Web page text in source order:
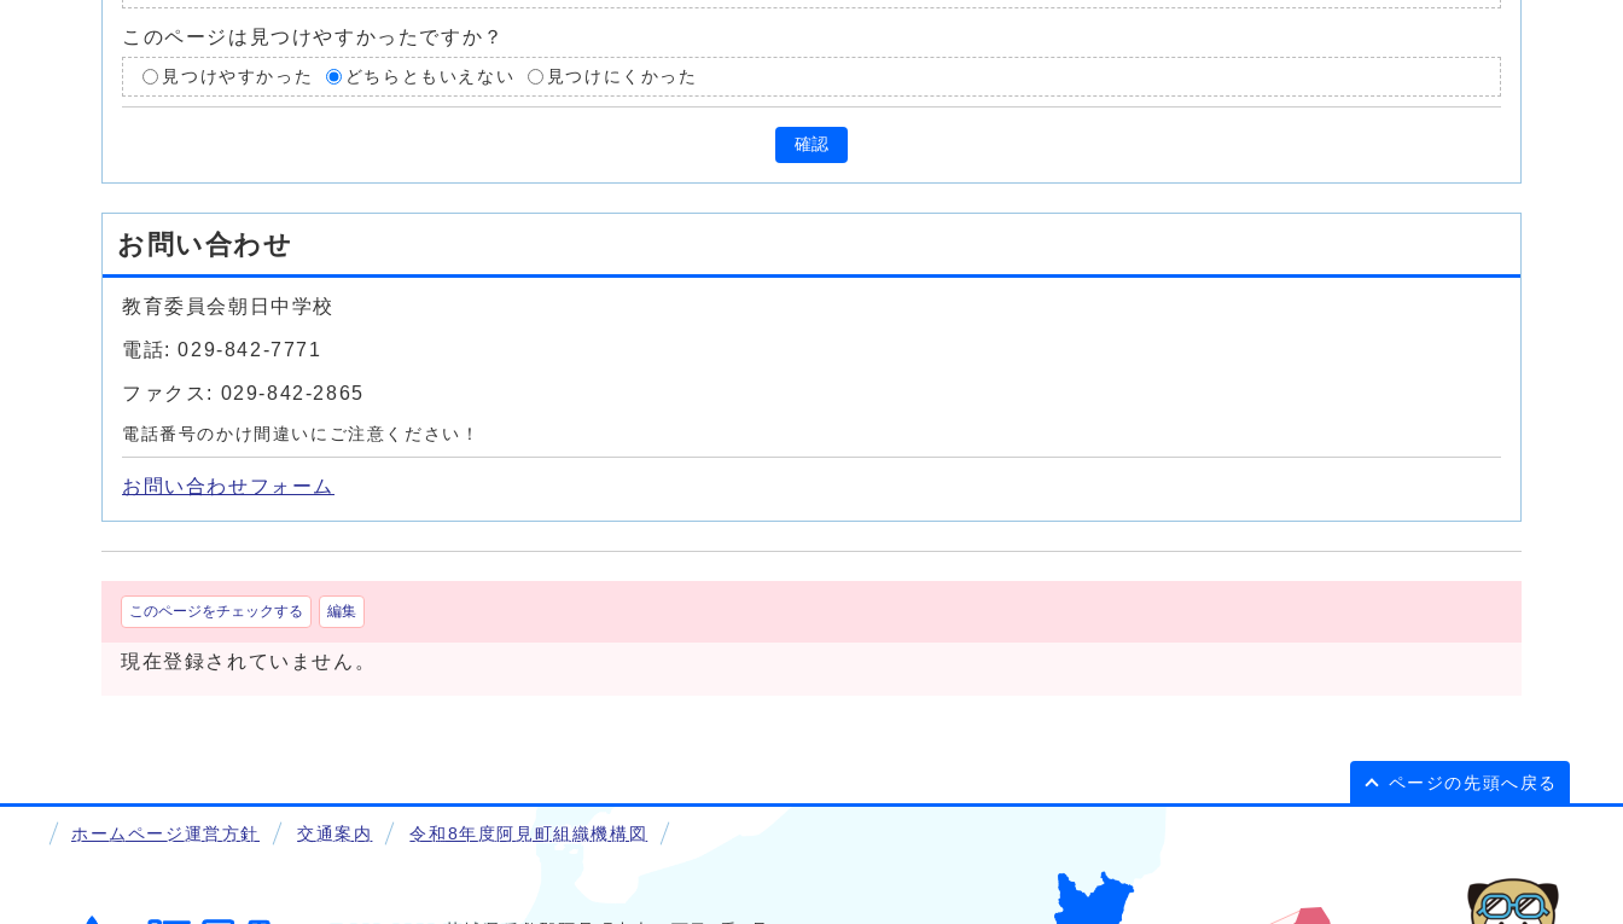
このページは見つけやすかったですか？
見つけやすかった どちらともいえない 見つけにくかった
確認
お問い合わせ
教育委員会朝日中学校
電話: 029-842-7771
ファクス: 029-842-2865
電話番号のかけ間違いにご注意ください！
お問い合わせフォーム
このページをチェックする 編集
現在登録されていません。
ページの先頭へ戻る
ホームページ運営方針 交通案内 令和8年度阿見町組織機構図